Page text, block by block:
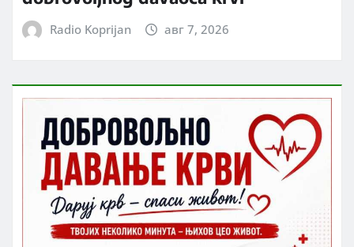
Radio Koprijan авг 7, 2026